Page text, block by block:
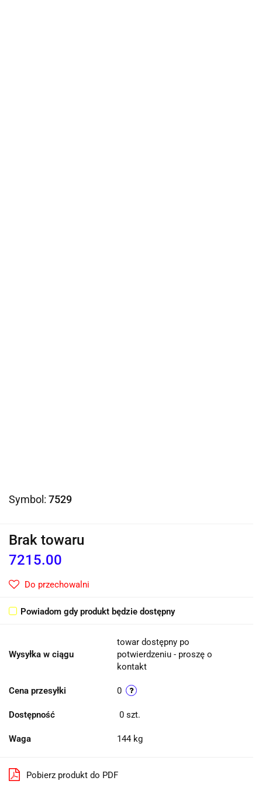
Symbol: 7529
Brak towaru
7215.00
Do przechowalni
Powiadom gdy produkt będzie dostępny
Wysyłka w ciągu
towar dostępny po
potwierdzeniu - proszę o
kontakt
Cena przesyłki 0
Dostępność 0 szt.
Waga 144 kg
Pobierz produkt do PDF